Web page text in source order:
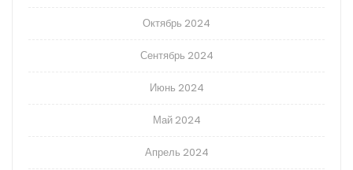
Октябрь 2024
Сентябрь 2024
Июнь 2024
Май 2024
Апрель 2024